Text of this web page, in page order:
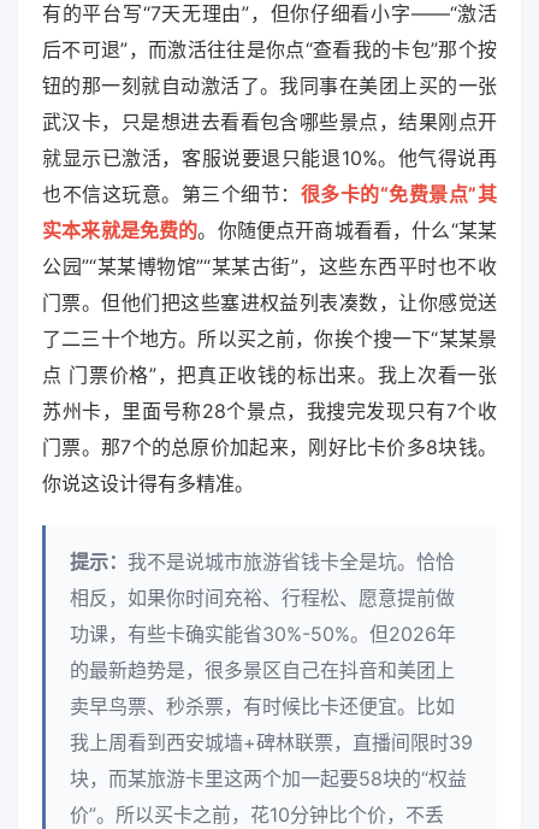
有的平台写“7天无理由”，但你仔细看小字——“激活
后不可退”，而激活往往是你点“查看我的卡包”那个按
钮的那一刻就自动激活了。我同事在美团上买的一张
武汉卡，只是想进去看看包含哪些景点，结果刚点开
就显示已激活，客服说要退只能退10%。他气得说再
也不信这玩意。第三个细节： 很多卡的“免费景点”其
实本来就是免费的。你随便点开商城看看，什么“某某
公园”“某某博物馆”“某某古街”，这些东西平时也不收
门票。但他们把这些塞进权益列表凑数，让你感觉送
了二三十个地方。所以买之前，你挨个搜一下“某某景
点 门票价格”，把真正收钱的标出来。我上次看一张
苏州卡，里面号称28个景点，我搜完发现只有7个收
门票。那7个的总原价加起来，刚好比卡价多8块钱。
你说这设计得有多精准。
提示： 我不是说城市旅游省钱卡全是坑。恰恰
相反，如果你时间充裕、行程松、愿意提前做
功课，有些卡确实能省30%-50%。但2026年
的最新趋势是，很多景区自己在抖音和美团上
卖早鸟票、秒杀票，有时候比卡还便宜。比如
我上周看到西安城墙+碑林联票，直播间限时39
块，而某旅游卡里这两个加一起要58块的“权益
价”。所以买卡之前，花10分钟比个价，不丢